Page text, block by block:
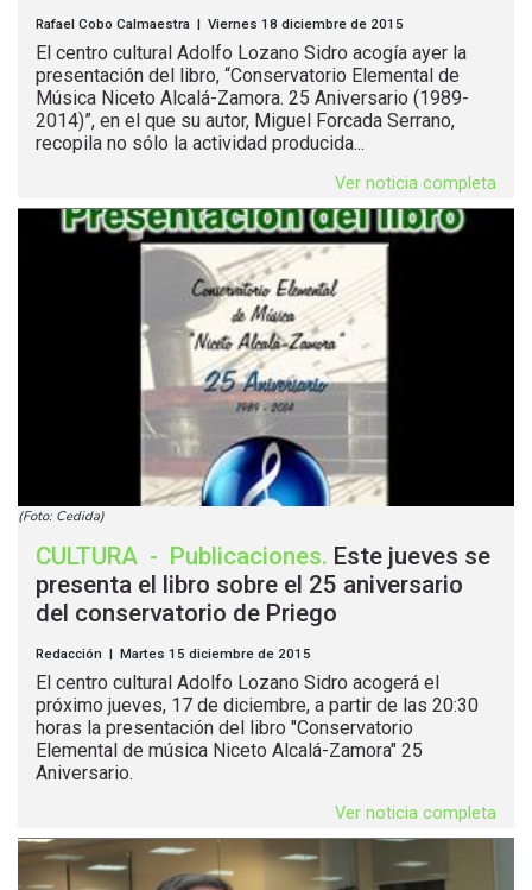
Rafael Cobo Calmaestra | Viernes 18 diciembre de 2015
El centro cultural Adolfo Lozano Sidro acogía ayer la
presentación del libro, “Conservatorio Elemental de
Música Niceto Alcalá-Zamora. 25 Aniversario (1989-
2014)”, en el que su autor, Miguel Forcada Serrano,
recopila no sólo la actividad producida...
Ver noticia completa
(Foto: Cedida)
CULTURA - Publicaciones. Este jueves se
presenta el libro sobre el 25 aniversario
del conservatorio de Priego
Redacción | Martes 15 diciembre de 2015
El centro cultural Adolfo Lozano Sidro acogerá el
próximo jueves, 17 de diciembre, a partir de las 20:30
horas la presentación del libro "Conservatorio
Elemental de música Niceto Alcalá-Zamora" 25
Aniversario.
Ver noticia completa